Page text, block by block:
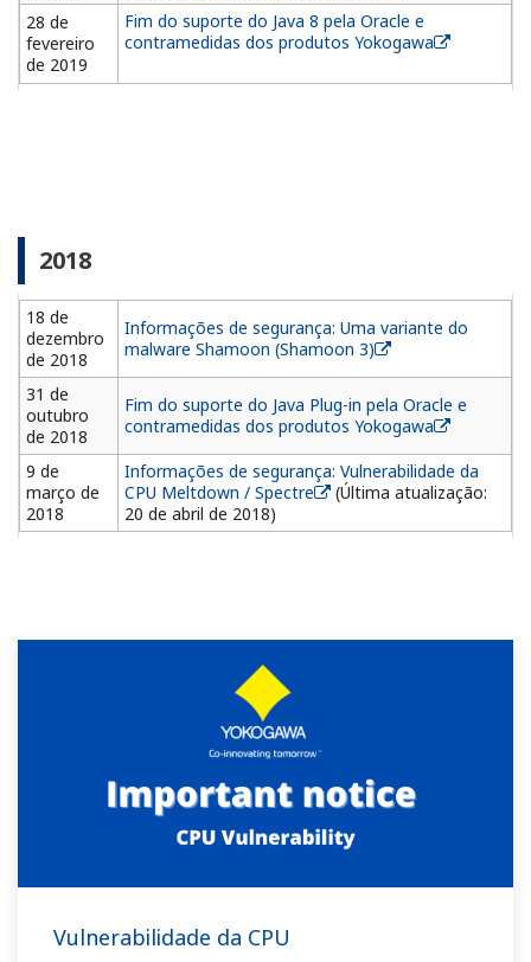
28 de
fevereiro
de 2019
Fim do suporte do Java 8 pela Oracle e
contramedidas dos produtos Yokogawa
2018
18 de
dezembro
de 2018
Informações de segurança: Uma variante do
malware Shamoon (Shamoon 3)
31 de
outubro
de 2018
Fim do suporte do Java Plug-in pela Oracle e
contramedidas dos produtos Yokogawa
9 de
março de
2018
Informações de segurança: Vulnerabilidade da
CPU Meltdown / Spectre
(Última atualização:
20 de abril de 2018)
Vulnerabilidade da CPU